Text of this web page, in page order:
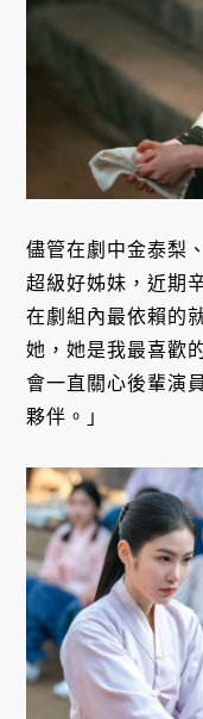
儘管在劇中金泰梨
超級好姊妹，近期
在劇組內最依賴的
她，她是我最喜歡
會一直關心後輩演
夥伴。」